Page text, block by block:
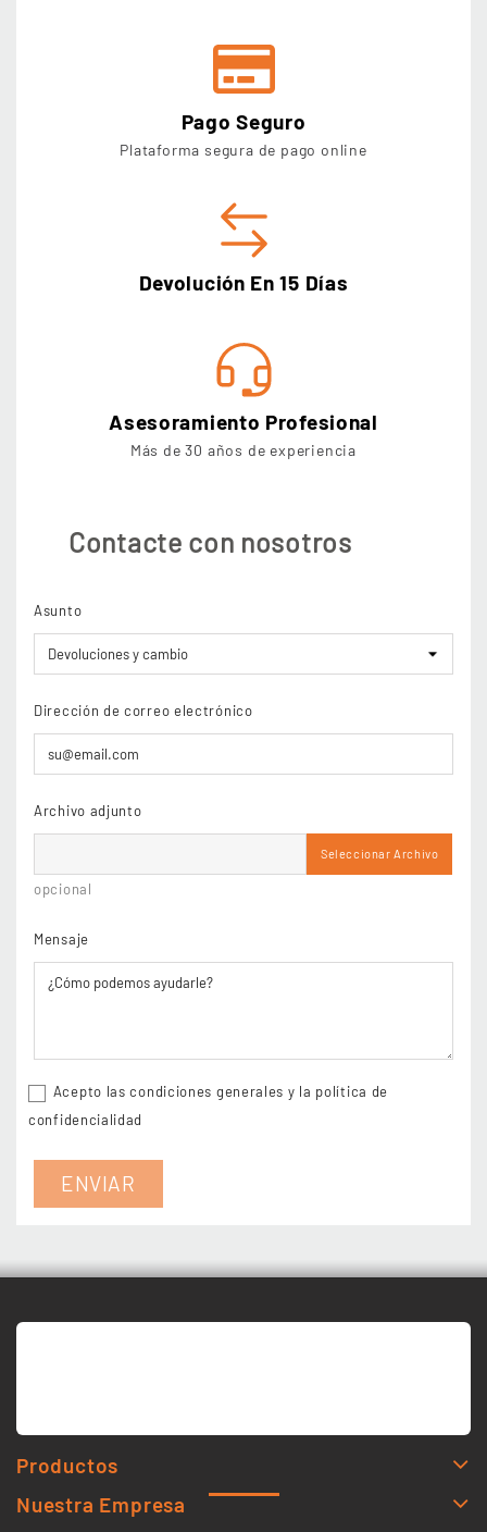
Pago Seguro
Plataforma segura de pago online
Devolución En 15 Días
Asesoramiento Profesional
Más de 30 años de experiencia
Contacte con nosotros
Asunto
Dirección de correo electrónico
Archivo adjunto
Seleccionar Archivo
opcional
Mensaje
Acepto las condiciones generales y la política de
confidencialidad
Productos
Nuestra Empresa